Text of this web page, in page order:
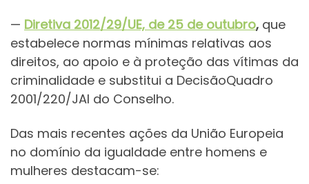
— Diretiva 2012/29/UE, de 25 de outubro, que
estabelece normas mínimas relativas aos
direitos, ao apoio e à proteção das vítimas da
criminalidade e substitui a DecisãoQuadro
2001/220/JAI do Conselho.
Das mais recentes ações da União Europeia
no domínio da igualdade entre homens e
mulheres destacam-se: